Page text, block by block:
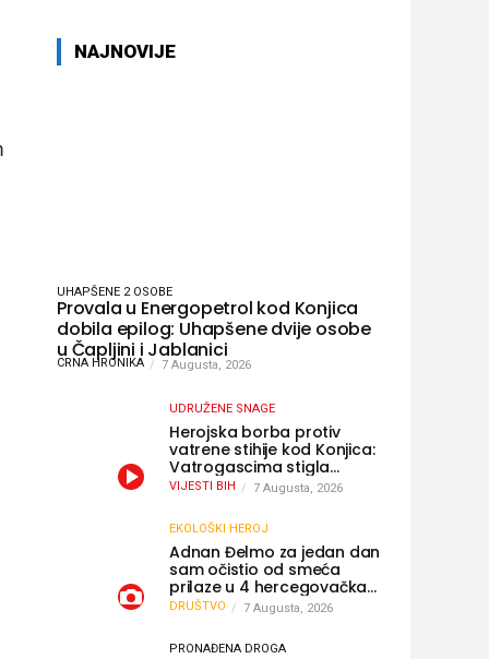
NAJNOVIJE
UHAPŠENE 2 OSOBE
Provala u Energopetrol kod Konjica
dobila epilog: Uhapšene dvije osobe
u Čapljini i Jablanici
CRNA HRONIKA 7 Augusta, 2026
UDRUŽENE SNAGE
Herojska borba protiv
vatrene stihije kod Konjica:
Vatrogascima stigla
pomoć iz Sarajeva,
helikopteri i Air Tractori
udružili snage
VIJESTI BIH 7 Augusta, 2026
EKOLOŠKI HEROJ
Adnan Đelmo za jedan dan
sam očistio od smeća
prilaze u 4 hercegovačka
grada: “Danas nisam čistio
samo smeće, čistio sam
sliku o nama”
DRUŠTVO 7 Augusta, 2026
PRONAĐENA DROGA